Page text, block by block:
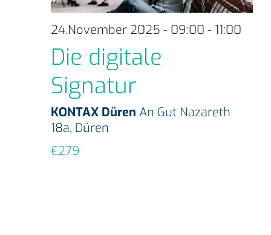
24.November 2025 - 09:00 - 11:00
Die digitale
Signatur
KONTAX Düren An Gut Nazareth
18a, Düren
€279